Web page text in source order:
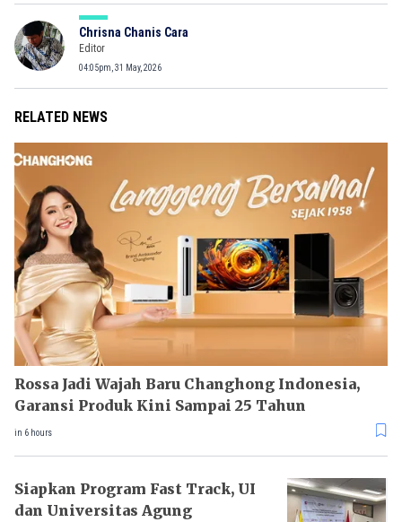
Chrisna Chanis Cara
Editor
04:05pm, 31 May, 2026
RELATED NEWS
Rossa Jadi Wajah Baru Changhong Indonesia,
Garansi Produk Kini Sampai 25 Tahun
in 6 hours
Siapkan Program Fast Track, UI
dan Universitas Agung